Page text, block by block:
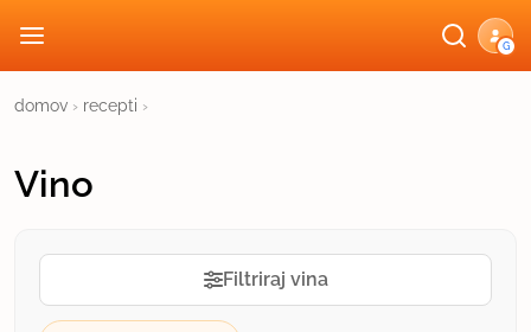
G
domov › recepti ›
Vino
Filtriraj vina